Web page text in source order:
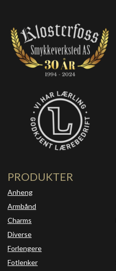
PRODUKTER
Anheng
Armbånd
Charms
Diverse
Forlengere
Fotlenker